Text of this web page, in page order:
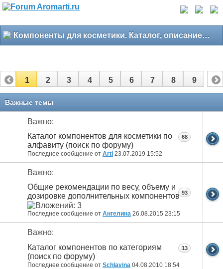
Компоненты для косметики. Каталог, описание, свойства
1 2 3 4 5 6 7 8 9
Важные темы
Важно:
Каталог компонентов для косметики по
алфавиту (поиск по форуму)
Последнее сообщение от Arti 23.07.2019 15:52
68
Важно:
Общие рекомендации по весу, объему и
дозировке дополнительных компонентов
Последнее сообщение от Ангелина 26.08.2015 23:15
93
Важно:
Каталог компонентов по категориям
(поиск по форуму)
Последнее сообщение от Schlavina 04.08.2010 18:54
13